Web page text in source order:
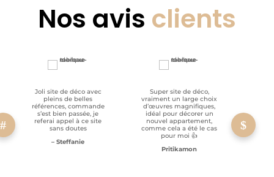
Nos avis clients
Joli site de déco avec
pleins de belles
références, commande
s’est bien passée, je
referai appel à ce site
sans doutes
– Steffanie
Super site de déco,
vraiment un large choix
d’œuvres magnifiques,
idéal pour décorer un
nouvel appartement,
comme cela a été le cas
pour moi 👍
Pritikamon